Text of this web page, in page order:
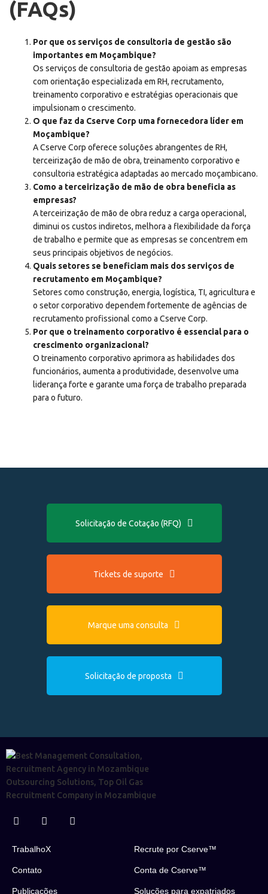
(FAQs)
Por que os serviços de consultoria de gestão são
importantes em Moçambique?
Os serviços de consultoria de gestão apoiam as empresas
com orientação especializada em RH, recrutamento,
treinamento corporativo e estratégias operacionais que
impulsionam o crescimento.
O que faz da Cserve Corp uma fornecedora líder em
Moçambique?
A Cserve Corp oferece soluções abrangentes de RH,
terceirização de mão de obra, treinamento corporativo e
consultoria estratégica adaptadas ao mercado moçambicano.
Como a terceirização de mão de obra beneficia as
empresas?
A terceirização de mão de obra reduz a carga operacional,
diminui os custos indiretos, melhora a flexibilidade da força
de trabalho e permite que as empresas se concentrem em
seus principais objetivos de negócios.
Quais setores se beneficiam mais dos serviços de
recrutamento em Moçambique?
Setores como construção, energia, logística, TI, agricultura e
o setor corporativo dependem fortemente de agências de
recrutamento profissional como a Cserve Corp.
Por que o treinamento corporativo é essencial para o
crescimento organizacional?
O treinamento corporativo aprimora as habilidades dos
funcionários, aumenta a produtividade, desenvolve uma
liderança forte e garante uma força de trabalho preparada
para o futuro.
Solicitação de Cotação (RFQ)
Tickets de suporte
Marque uma consulta
Solicitação de proposta
TrabalhoX Recrute por Cserve™
Contato Conta de Cserve™
Publicações Soluções para expatriados